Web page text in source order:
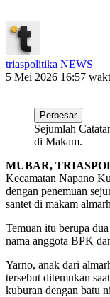
triaspolitika NEWS
5 Mei 2026 16:57
Perbesar
Sejumlah
di Makam.
MUBAR,
Kecamatan Napano
dengan penemuan
santet di makam
Temuan itu berupa
nama anggota BPK
Yarno, anak dari
tersebut ditemukan
kuburan dengan batu